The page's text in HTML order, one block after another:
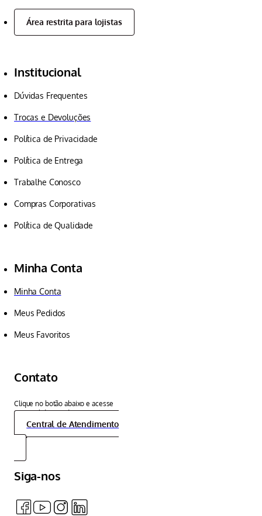
Área restrita para lojistas
Institucional
Dúvidas Frequentes
Trocas e Devoluções
Política de Privacidade
Política de Entrega
Trabalhe Conosco
Compras Corporativas
Política de Qualidade
Minha Conta
Minha Conta
Meus Pedidos
Meus Favoritos
Contato
Clique no botão abaixo e acesse
a central de atendimento:
Central de Atendimento
Siga-nos